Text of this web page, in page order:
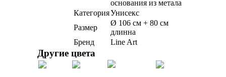
основания из метала
КатегорияУнисекс
Размер
Ø 106 см + 80 см
длинна
Бренд
Line Art
Другие цвета